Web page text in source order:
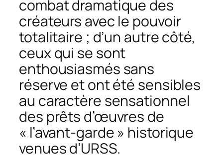
combat dramatique des
créateurs avec le pouvoir
totalitaire ; d’un autre côté,
ceux qui se sont
enthousiasmés sans
réserve et ont été sensibles
au caractère sensationnel
des prêts d’œuvres de
« l’avant-garde » historique
venues d’URSS.